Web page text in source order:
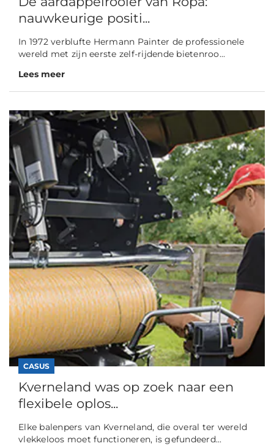
nauwkeurige positi...
In 1972 verblufte Hermann Painter de professionele
wereld met zijn eerste zelf-rijdende bietenroo...
Lees meer
CASUS
Kverneland was op zoek naar een
flexibele oplos...
Elke balenpers van Kverneland, die overal ter wereld
vlekkeloos moet functioneren, is gefundeerd...